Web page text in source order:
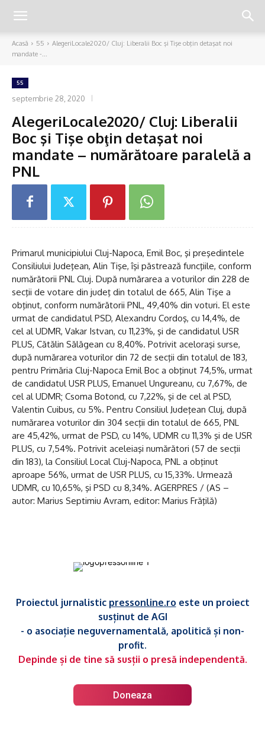
Acasă 55
AlegeriLocale2020/ Cluj: Liberalii Boc şi Tişe obţin detaşat noi
mandate -...
55
septembrie 28, 2020
AlegeriLocale2020/ Cluj: Liberalii
Boc şi Tişe obţin detaşat noi
mandate – numărătoare paralelă a
PNL
Primarul municipiului Cluj-Napoca, Emil Boc, şi preşedintele
Consiliului Judeţean, Alin Tişe, îşi păstrează funcţiile, conform
numărătorii PNL Cluj. După numărarea a voturilor din 228 de
secţii de votare din judeţ din totalul de 665, Alin Tişe a
obţinut, conform numărătorii PNL, 49,40% din voturi. El este
urmat de candidatul PSD, Alexandru Cordoş, cu 14,4%, de
cel al UDMR, Vakar Istvan, cu 11,23%, şi de candidatul USR
PLUS, Cătălin Sălăgean cu 8,40%. Potrivit aceloraşi surse,
după numărarea voturilor din 72 de secţii din totalul de 183,
pentru Primăria Cluj-Napoca Emil Boc a obţinut 74,5%, urmat
de candidatul USR PLUS, Emanuel Ungureanu, cu 7,67%, de
cel al UDMR; Csoma Botond, cu 7,22%, şi de cel al PSD,
Valentin Cuibus, cu 5%. Pentru Consiliul Judeţean Cluj, după
numărarea voturilor din 304 secţii din totalul de 665, PNL
are 45,42%, urmat de PSD, cu 14%, UDMR cu 11,3% şi de USR
PLUS, cu 7,54%. Potrivit aceleiaşi numărători (57 de secţii
din 183), la Consiliul Local Cluj-Napoca, PNL a obţinut
aproape 56%, urmat de USR PLUS, cu 15,33%. Urmează
UDMR, cu 10,65%, şi PSD cu 8,34%. AGERPRES / (AS –
autor: Marius Septimiu Avram, editor: Marius Frăţilă)
Proiectul jurnalistic pressonline.ro este un proiect
susținut de AGI
- o asociație neguvernamentală, apolitică și non-
profit.
Depinde și de tine să susții o presă independentă.
Doneaza